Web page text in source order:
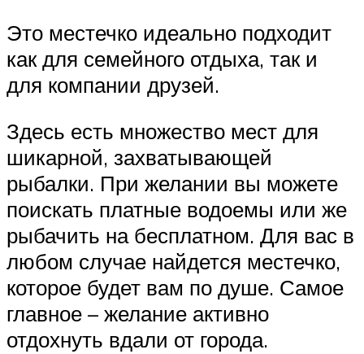
Это местечко идеально подходит
как для семейного отдыха, так и
для компании друзей.
Здесь есть множество мест для
шикарной, захватывающей
рыбалки. При желании вы можете
поискать платные водоемы или же
рыбачить на бесплатном. Для вас в
любом случае найдется местечко,
которое будет вам по душе. Самое
главное – желание активно
отдохнуть вдали от города.